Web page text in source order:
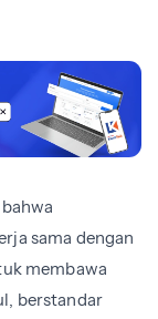
sama dengan
membawa
berstandar